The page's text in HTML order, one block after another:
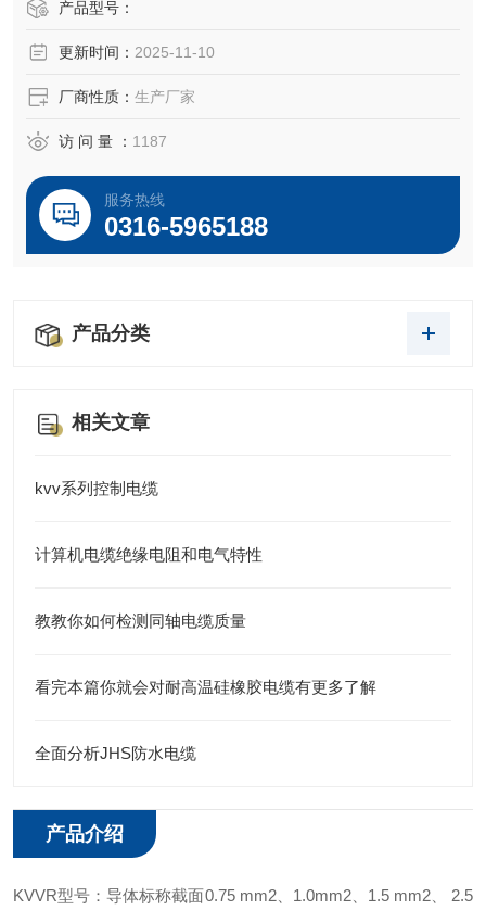
产品型号：
更新时间： 2025-11-10
厂商性质： 生产厂家
访 问 量 ： 1187
服务热线
0316-5965188
产品分类
相关文章
kvv系列控制电缆
计算机电缆绝缘电阻和电气特性
教教你如何检测同轴电缆质量
看完本篇你就会对耐高温硅橡胶电缆有更多了解
全面分析JHS防水电缆
产品介绍
KVVR型号：导体标称截面0.75 mm2、1.0mm2、1.5 mm2、 2.5